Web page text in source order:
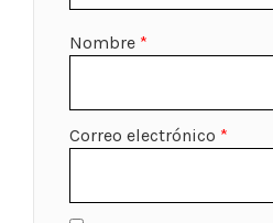
Nombre *
Correo electrónico *